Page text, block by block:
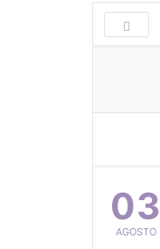
03
AGOSTO